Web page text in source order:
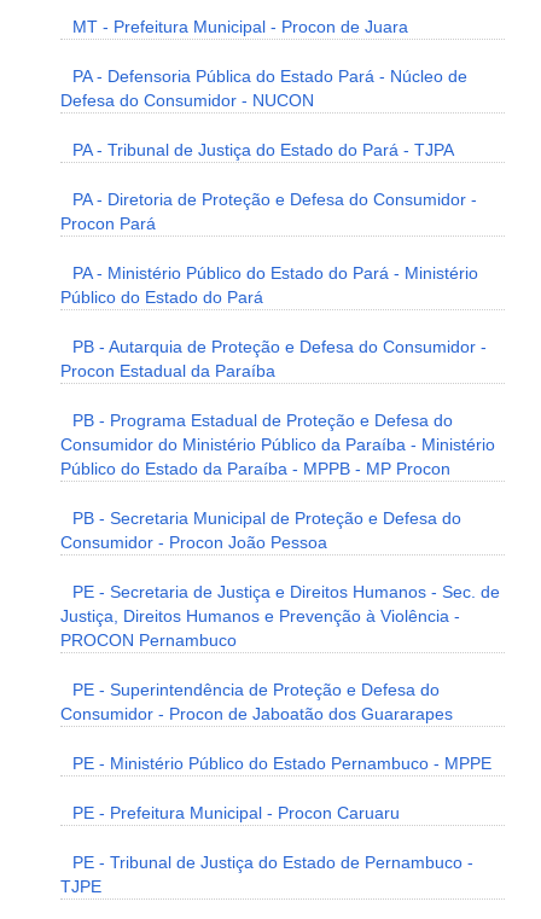
MT - Prefeitura Municipal - Procon de Juara
PA - Defensoria Pública do Estado Pará - Núcleo de
Defesa do Consumidor - NUCON
PA - Tribunal de Justiça do Estado do Pará - TJPA
PA - Diretoria de Proteção e Defesa do Consumidor -
Procon Pará
PA - Ministério Público do Estado do Pará - Ministério
Público do Estado do Pará
PB - Autarquia de Proteção e Defesa do Consumidor -
Procon Estadual da Paraíba
PB - Programa Estadual de Proteção e Defesa do
Consumidor do Ministério Público da Paraíba - Ministério
Público do Estado da Paraíba - MPPB - MP Procon
PB - Secretaria Municipal de Proteção e Defesa do
Consumidor - Procon João Pessoa
PE - Secretaria de Justiça e Direitos Humanos - Sec. de
Justiça, Direitos Humanos e Prevenção à Violência -
PROCON Pernambuco
PE - Superintendência de Proteção e Defesa do
Consumidor - Procon de Jaboatão dos Guararapes
PE - Ministério Público do Estado Pernambuco - MPPE
PE - Prefeitura Municipal - Procon Caruaru
PE - Tribunal de Justiça do Estado de Pernambuco -
TJPE